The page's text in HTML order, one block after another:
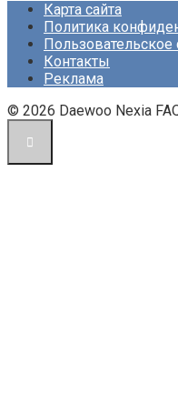
Карта сайта
Политика
Контакты
Реклама
© 2026 Daewoo Nexia